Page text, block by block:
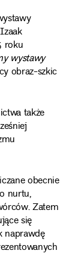
roku
wystawy
obraz-szkic
także
obecnie
nurtu,
Zatem
się
naprawdę